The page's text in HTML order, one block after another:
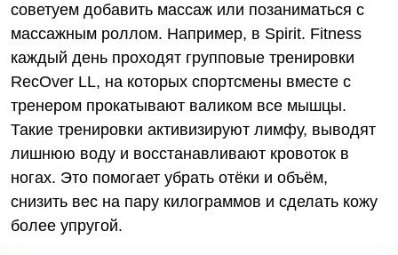
советуем добавить массаж или позаниматься с
массажным роллом. Например, в Spirit. Fitness
каждый день проходят групповые тренировки
RecOver LL, на которых спортсмены вместе с
тренером прокатывают валиком все мышцы.
Такие тренировки активизируют лимфу, выводят
лишнюю воду и восстанавливают кровоток в
ногах. Это помогает убрать отёки и объём,
снизить вес на пару килограммов и сделать кожу
более упругой.